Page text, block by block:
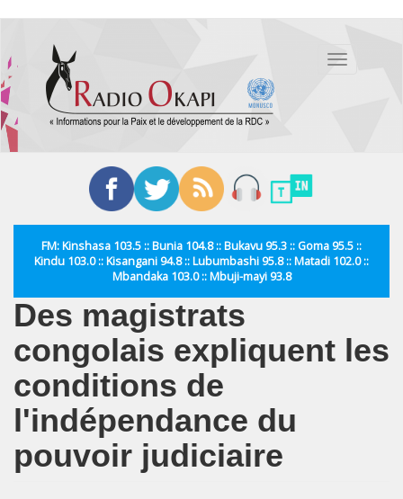
contenu
principal
Toggle
FM: Kinshasa 103.5 :: Bunia 104.8 :: Bukavu 95.3 :: Goma 95.5 ::
Kindu 103.0 :: Kisangani 94.8 :: Lubumbashi 95.8 :: Matadi 102.0 ::
Mbandaka 103.0 :: Mbuji-mayi 93.8
Des magistrats
congolais expliquent les
conditions de
l'indépendance du
pouvoir judiciaire